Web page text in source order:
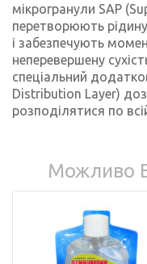
мікрогранули SAP
перетворюють
і забезпечують
неперевершену
спеціальний
Distribution Layer)
розподілятися по
Можливо